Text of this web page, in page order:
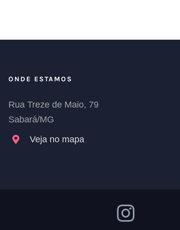
ONDE ESTAMOS
Rua Treze de Maio, 79
Sabará/MG
Veja no mapa